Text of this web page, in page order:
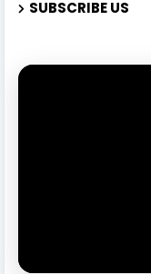
SUBSCRIBE US